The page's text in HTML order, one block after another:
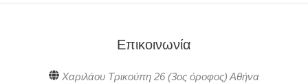
Επικοινωνία
Χαριλάου Τρικούπη 26 (3ος όροφος) Αθήνα